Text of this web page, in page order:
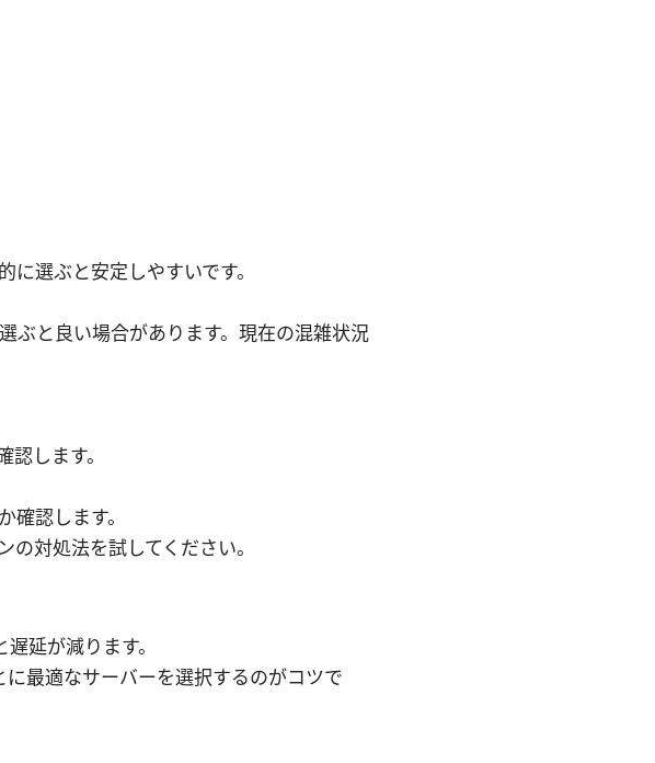
に選ぶと安定しやすいです。
ぶと良い場合があります。現在の混雑状況
します。
認します。
対処法を試してください。
延が減ります。
最適なサーバーを選択するのがコツで